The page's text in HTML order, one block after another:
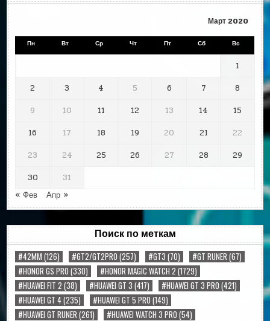
Март 2020
Пн Вт Ср Чт Пт Сб Вс
1
2
3 4 5 6 7
8
9
10 11 12 13 14
15
16
17 18 19 20 21
22
23
24 25 26 27 28
29
30
31
« Фев
Апр »
Поиск по меткам
#42MM (126) #GT2/GT2PRO (257) #GT3 (70) #GT RUNER (67)
#HONOR GS PRO (330) #HONOR MAGIC WATCH 2 (1729)
#HUAWEI FIT 2 (38) #HUAWEI GT 3 (417) #HUAWEI GT 3 PRO (421)
#HUAWEI GT 4(235) #HUAWEI GT 5 PRO (149)
#HUAWEI GT RUNER (261) #HUAWEI WATCH 3 PRO (54)